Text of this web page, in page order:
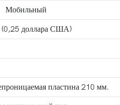
Мобильный
(0,25 доллара США)
пластина 210 мм.